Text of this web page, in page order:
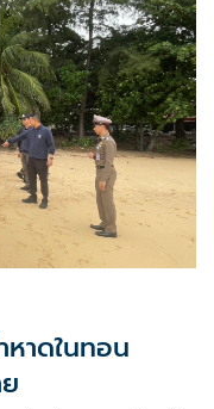
หาดในทอน